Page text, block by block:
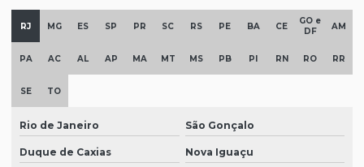
RJ MG ES SP PR SC RS PE BA CE
GO e
DF
AM
PA AC AL AP MA MT MS PB PI RN RO RR
SE TO
Rio de Janeiro São Gonçalo
Duque de Caxias Nova Iguaçu